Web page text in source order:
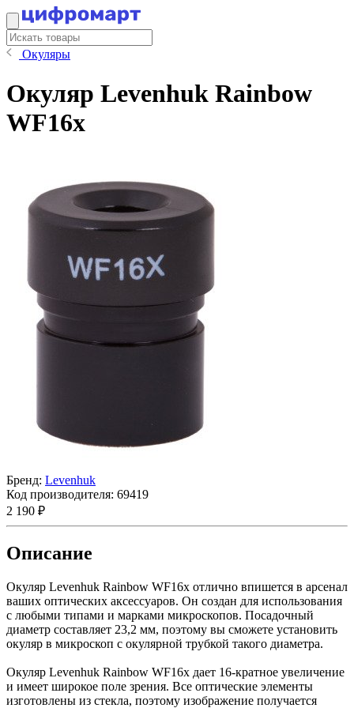
Окуляры
Окуляр Levenhuk Rainbow
WF16x
Бренд: Levenhuk
Код производителя: 69419
2 190 ₽
Описание
Окуляр Levenhuk Rainbow WF16x отлично впишется в арсенал
ваших оптических аксессуаров. Он создан для использования
с любыми типами и марками микроскопов. Посадочный
диаметр составляет 23,2 мм, поэтому вы сможете установить
окуляр в микроскоп с окулярной трубкой такого диаметра.
Окуляр Levenhuk Rainbow WF16x дает 16-кратное увеличение
и имеет широкое поле зрения. Все оптические элементы
изготовлены из стекла, поэтому изображение получается